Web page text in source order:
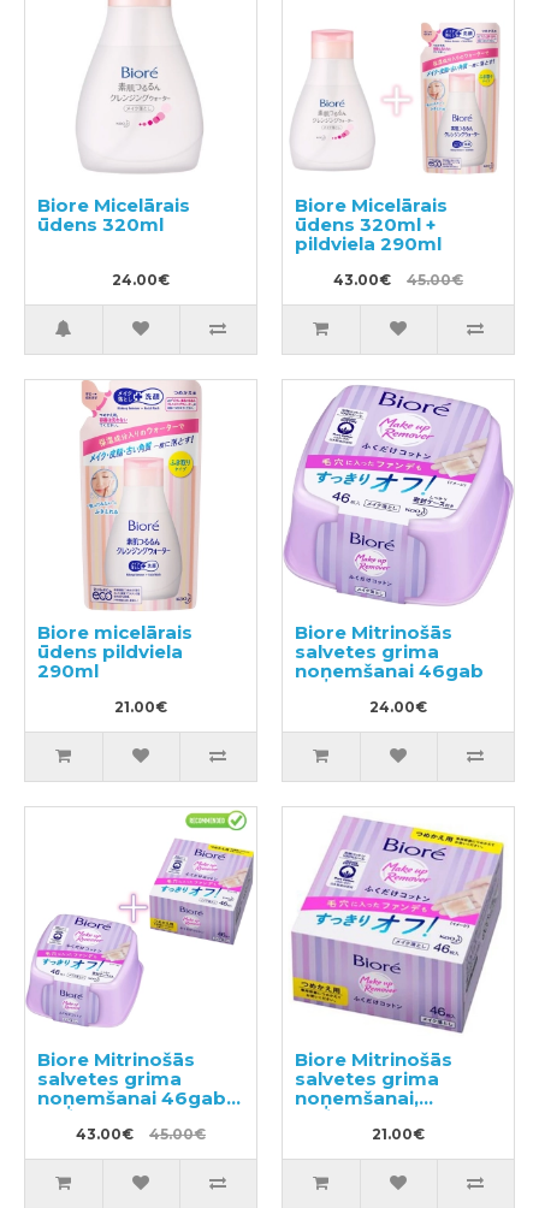
Biore Micelārais
ūdens 320ml
24.00€
Biore Micelārais
ūdens 320ml +
pildviela 290ml
43.00€ 45.00€
Biore micelārais
ūdens pildviela
290ml
21.00€
Biore Mitrinošās
salvetes grima
noņemšanai 46gab
24.00€
Biore Mitrinošās
salvetes grima
noņemšanai 46gab +
maināms bloks
46gab43.00€ 45.00€
Biore Mitrinošās
salvetes grima
noņemšanai,
maināms bloks
21.00€